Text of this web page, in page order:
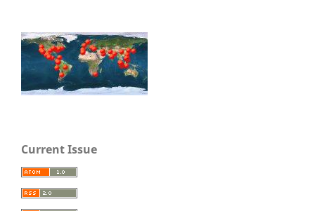
Current Issue